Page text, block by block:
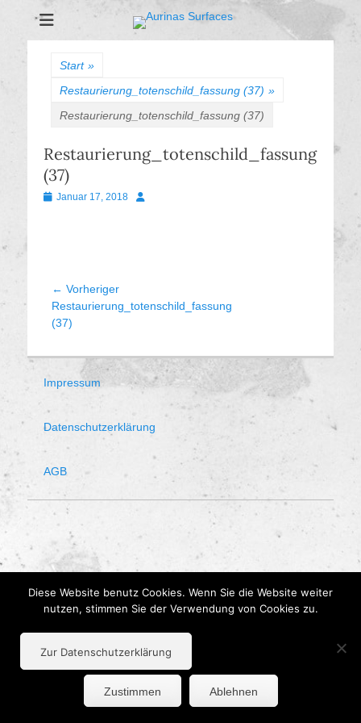
Aurinas Surfaces
Oberflächen Manufaktur
Start »
Restaurierung_totenschild_fassung (37) »
Restaurierung_totenschild_fassung (37)
Restaurierung_totenschild_fassung
(37)
Veröffentlicht
Januar 17, 2018 Autor
Beitragsnavigation
← Vorheriger
Vorheriger
Beitrag:
Restaurierung_totenschild_fassung
(37)
Impressum
Datenschutzerklärung
AGB
Diese Website benutz Cookies. Wenn Sie die Website weiter
nutzen, stimmen Sie der Verwendung von Cookies zu.
Zur Datenschutzerklärung
Zustimmen Ablehnen